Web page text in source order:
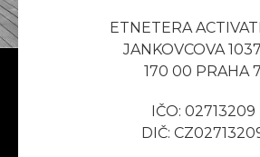
ETNETERA
JANKOVCOVA
170 00 PRAHA 7
IČO: 02713209
DIČ: